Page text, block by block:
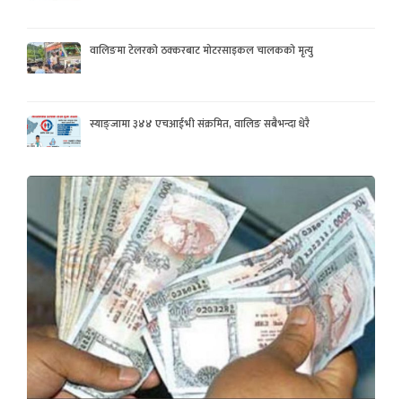
वालिङमा टेलरको ठक्करबाट मोटरसाइकल चालकको मृत्यु
स्याङ्जामा ३४४ एचआईभी संक्रमित, वालिङ सबैभन्दा धेरै